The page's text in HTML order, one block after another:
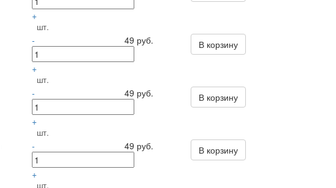
+
шт.
-
+
шт.
49 руб. В корзину
-
+
шт.
49 руб. В корзину
-
+
шт.
49 руб. В корзину